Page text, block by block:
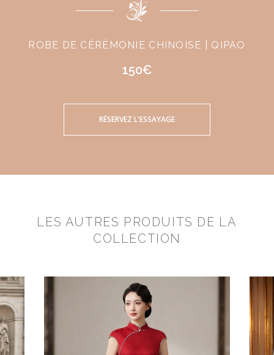
ROBE DE CÉRÉMONIE CHINOISE | QIPAO
150€
RÉSERVEZ L'ESSAYAGE
LES AUTRES PRODUITS DE LA
COLLECTION